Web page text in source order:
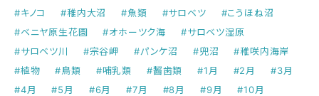
#キノコ
#稚内大沼 #魚類 #サロベツ
#こうほね沼
#ベニヤ原生花園
#オホーツク海
#サロベツ湿原
#サロベツ川
#宗谷岬 #パンケ沼 #兜沼
#稚咲内海岸
#植物
#鳥類 #哺乳類 #齧歯類 #1月 #2月
#3月
#4月
#5月 #6月 #7月 #8月 #9月
#10月